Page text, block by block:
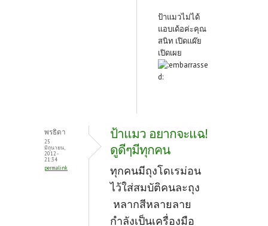
ป้าแมวไม่ได้
แอบเด้อค่ะคุณ
สนิท เปิดเเผ๊ย
เปิดเผย
พรธิดา
25
มิถุนายน,
2012 -
21:34
permalink
ป้าแมว อยากจะแฉ!
ดูดีๆมีทุกคน
ทุกคนมีถุงโดเรม่อน
ไว้ใส่สมบัติคนละถุง
หลากสีหลายลาย
กำลังเป็นเครื่องมือ